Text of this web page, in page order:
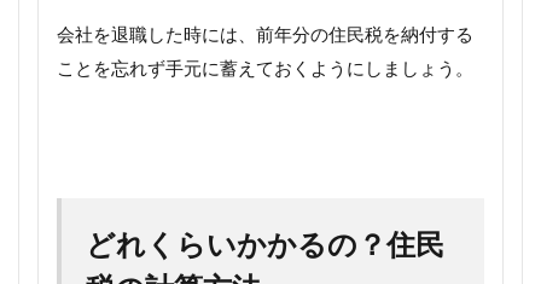
会社を退職した時には、前年分の住民税を納付する
ことを忘れず手元に蓄えておくようにしましょう。
どれくらいかかるの？住民